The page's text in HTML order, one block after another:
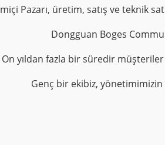
Pazarı, üretim, satış ve
Dongguan Boges
On yıldan fazla bir süredir
Genç bir ekibiz,